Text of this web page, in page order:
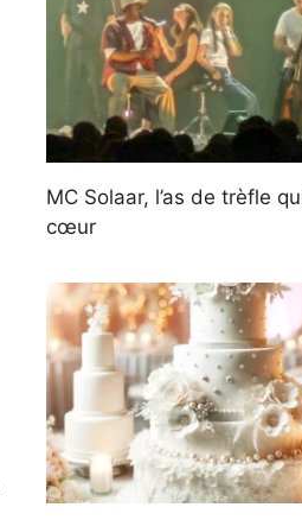
MC Solaar, l’as de trèfle
cœur